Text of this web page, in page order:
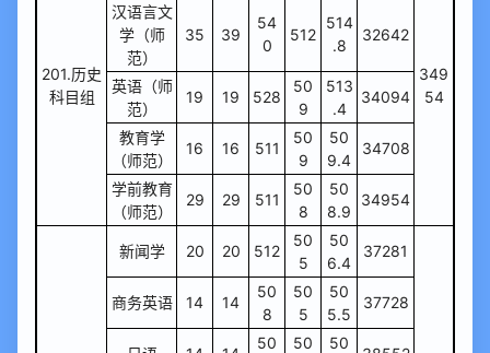
201.历史
科目组
349
54
汉语言文
学（师
范）
35 39
54
0
512
514
.8
32642
英语（师
范）
19 19 528
50
9
513
.4
34094
教育学
（师范）
16 16 511
50
9
50
9.4
34708
学前教育
（师范）
29 29 511
50
8
50
8.9
34954
新闻学 20 20 512
50
5
50
6.4
37281
商务英语 14 14
50
8
50
5
50
5.5
37728
50 50 50